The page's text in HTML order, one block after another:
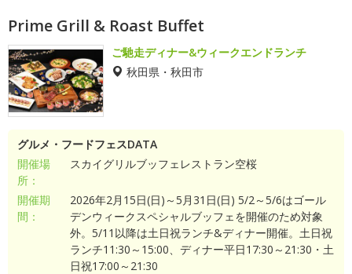
Prime Grill & Roast Buffet
ご馳走ディナー&ウィークエンドランチ
秋田県・秋田市
グルメ・フードフェスDATA
開催場
所：
スカイグリルブッフェレストラン空桜
開催期
間：
2026年2月15日(日)～5月31日(日) 5/2～5/6はゴール
デンウィークスペシャルブッフェを開催のため対象
外。5/11以降は土日祝ランチ&ディナー開催。土日祝
ランチ11:30～15:00、ディナー平日17:30～21:30・土
日祝17:00～21:30